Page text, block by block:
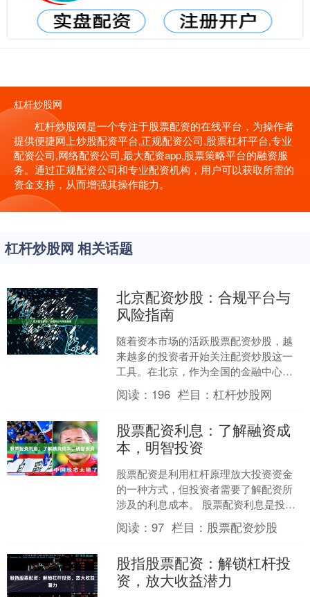
杠杆炒股网
杠杆炒股网是一个专注于股票配资的在线平台，为操作者
提供便捷网上炒股配资平台,正规配资公司,股票杠杆平台,专业
配资公司,网络配资公司,最大配资app,股票策略平台的融资服
务。通过正规配资公司和专业配资机构，用户可以获取所需的
资金支持，从而增强其操作能力。
杠杆炒股网 相关话题
北京配资炒股：合规平台与
风险指南
随着资本市场的活跃股票配资炒股，越
来越多的投资者开始关注配资炒股这一
工具。在北京，作为全国的金融中心之
一，配资市场也呈现出繁荣态势。然
而，面对众多配资平台，如何....
阅读： 196 栏目：杠杆炒股网
股票配资利息：了解融资成
本，明智投资
股票配资是利用杠杆原理放大投资资金
的一种方式，但投资者需要了解配资所
涉及的利息成本。 股票配资利息是投资
者向配资公司支付的费用，以使用其资
金进行投资。利息率通常....
阅读：97 栏目： 股票配资炒股
股指股票配资：解锁杠杆投
资，放大收益潜力